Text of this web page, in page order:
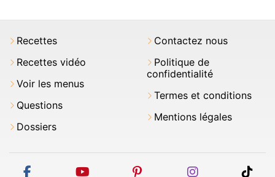
Recettes
Recettes vidéo
Voir les menus
Questions
Dossiers
Contactez nous
Politique de
confidentialité
Termes et conditions
Mentions légales
facebook youtube pinterest instagram